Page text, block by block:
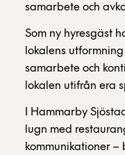
samarbete och
Som ny hyresgäst
lokalens
samarbete och
lokalen utifrån era
I Hammarby
lugn med
kommunikationer –